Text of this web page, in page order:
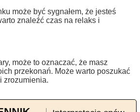
może być sygnałem, że jesteś
znaleźć czas na relaks i
może to oznaczać, że masz
przekonań. Może warto poszukać
zrozumienia.